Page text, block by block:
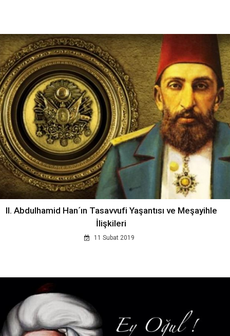
II. Abdulhamid Han´ın Tasavvufi Yaşantısı ve Meşayihle
İlişkileri
11 Subat 2019